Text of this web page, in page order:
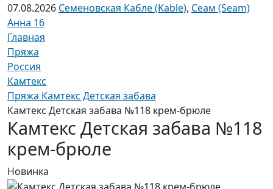
07.08.2026 Семеновская Кабле (Kable), Сеам (Seam)
Анна 16
Главная
Пряжа
Россия
Камтекс
Пряжа Камтекс Детская забава
Камтекс Детская забава №118 крем-брюле
Камтекс Детская забава №118
крем-брюле
Новинка